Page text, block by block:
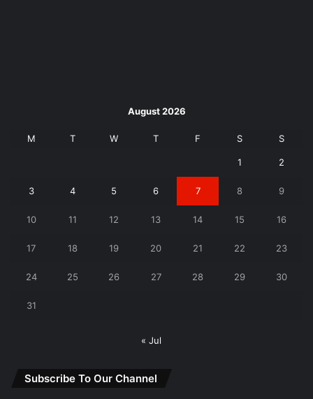
August 2026
M T W T F S S
1 2
3 4 5 6 7 8 9
10 11 12 13 14 15 16
17 18 19 20 21 22 23
24 25 26 27 28 29 30
31
« Jul
Subscribe To Our Channel